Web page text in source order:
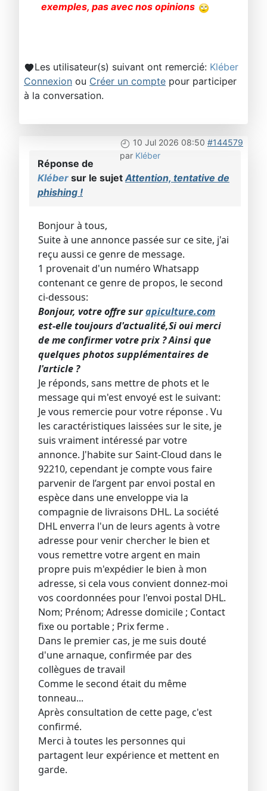
exemples, pas avec nos opinions
Les utilisateur(s) suivant ont remercié: Kléber
Connexion ou Créer un compte pour participer
à la conversation.
10 Jul 2026 08:50 #144579
par Kléber
Réponse de
Kléber sur le sujetAttention, tentative de
phishing !
Bonjour à tous,
Suite à une annonce passée sur ce site, j'ai
reçu aussi ce genre de message.
1 provenait d'un numéro Whatsapp
contenant ce genre de propos, le second
ci-dessous:
Bonjour, votre offre surapiculture.com
est-elle toujours d'actualité,Si oui merci
de me confirmer votre prix ? Ainsi que
quelques photos supplémentaires de
l'article ?
Je réponds, sans mettre de phots et le
message qui m'est envoyé est le suivant:
Je vous remercie pour votre réponse . Vu
les caractéristiques laissées sur le site, je
suis vraiment intéressé par votre
annonce. J'habite sur Saint-Cloud dans le
92210, cependant je compte vous faire
parvenir de l’argent par envoi postal en
espèce dans une enveloppe via la
compagnie de livraisons DHL. La société
DHL enverra l'un de leurs agents à votre
adresse pour venir chercher le bien et
vous remettre votre argent en main
propre puis m'expédier le bien à mon
adresse, si cela vous convient donnez-moi
vos coordonnées pour l'envoi postal DHL.
Nom; Prénom; Adresse domicile ; Contact
fixe ou portable ; Prix ferme .
Dans le premier cas, je me suis douté
d'une arnaque, confirmée par des
collègues de travail
Comme le second était du même
tonneau...
Après consultation de cette page, c'est
confirmé.
Merci à toutes les personnes qui
partagent leur expérience et mettent en
garde.